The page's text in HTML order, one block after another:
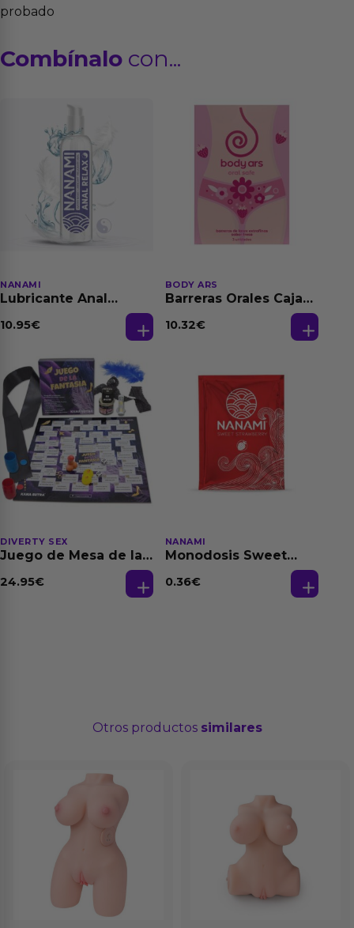
probado
Combínalo con...
NANAMI
Lubricante Anal
Dilatación Base Agua
10.95€
BODY ARS
Barreras Orales Caja
10.32€
DIVERTY SEX
Juego de Mesa de las
24.95€
NANAMI
Monodosis Sweet
Base Agua 4 ml
0.36€
Otros productos similares